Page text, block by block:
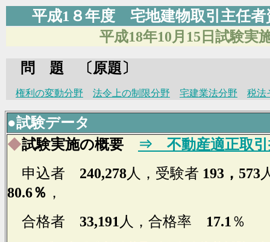
平成1８年度 宅地建物取引主任
平成18年10月15日試験実
問 題 〔原題〕
権利の変動分野 法令上の制限分野 宅建業法分野 税法
●試験データ
◆試験実施の概要
⇒ 不動産適正取引
申込者 240,278人 ，受験者 193，573
80.6％ ，
合格者 33,191 人，合格率 17.1 ％